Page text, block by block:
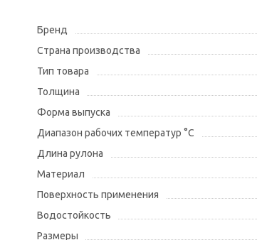
Бренд
Страна производства
Тип товара
Толщина
Форма выпуска
Диапазон рабочих температур °С
Длина рулона
Материал
Поверхность применения
Водостойкость
Размеры